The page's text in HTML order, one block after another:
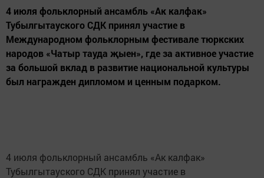
4 июля фольклорный ансамбль «Ак калфак»
Тубылгытауского СДК принял участие в
Международном фольклорным фестивале тюркских
народов «Чатыр тауда җыен», где за активное участие
за большой вклад в развитие национальной культуры
был награжден дипломом и ценным подарком.
4 июля фольклорный ансамбль «Ак калфак»
Тубылгытауского СДК принял участие в